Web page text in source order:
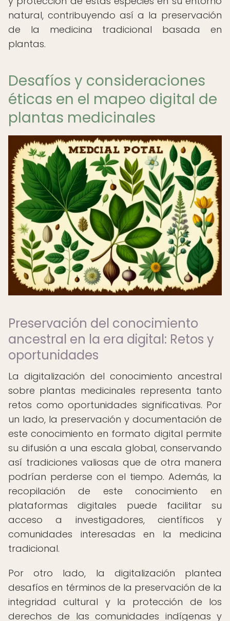
natural, contribuyendo así a la preservación
de la medicina tradicional basada en
plantas.
Desafíos y consideraciones
éticas en el mapeo digital de
plantas medicinales
Preservación del conocimiento
ancestral en la era digital: Retos y
oportunidades
La digitalización del conocimiento ancestral
sobre plantas medicinales representa tanto
retos como oportunidades significativas. Por
un lado, la preservación y documentación de
este conocimiento en formato digital permite
su difusión a una escala global, conservando
así tradiciones valiosas que de otra manera
podrían perderse con el tiempo. Además, la
recopilación de este conocimiento en
plataformas digitales puede facilitar su
acceso a investigadores, científicos y
comunidades interesadas en la medicina
tradicional.
Por otro lado, la digitalización plantea
desafíos en términos de la preservación de la
integridad cultural y la protección de los
derechos de las comunidades indígenas y